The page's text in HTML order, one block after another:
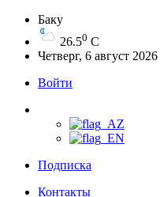
Баку
26.50 C
Четверг, 6 август 2026
Войти
Подписка
Контакты